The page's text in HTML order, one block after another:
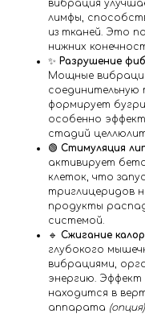
вибрация
лимфы,
из тканей. Это
нижних
✨ Разрушение
Мощные
соединительную
формирует
особенно
стадий
🟢 Стимуляция
активирует
клеток, что
триглицеридов
продукты
системой.
🔹 Сжигание
глубокого
вибрациями,
энергию. Эффект
находится в
аппарата (опция)